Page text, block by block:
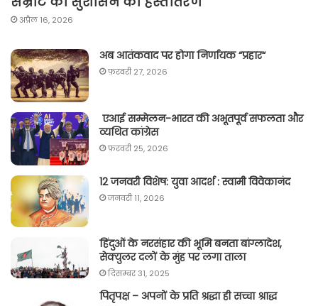
अप्रैल 16, 2026
अब आतंकवाद पर होगा निर्णायक “प्रहार“
फ़रवरी 27, 2026
एआई सम्मेलन-भारत की अभूतपूर्व सफलता और
व्यथित कांग्रेस
फ़रवरी 25, 2026
12 जनवरी विशेष: युवा आदर्श : स्वामी विवेकानंद
जनवरी 11, 2026
हिंदुओं के नरसंहार की भूमि बनता बांग्लादेश,
सेक्युलर दलों के मुंह पर लगा ताला
दिसम्बर 31, 2025
पितृपक्ष – अपनों के प्रति श्रद्धा ही सच्चा श्राद्ध